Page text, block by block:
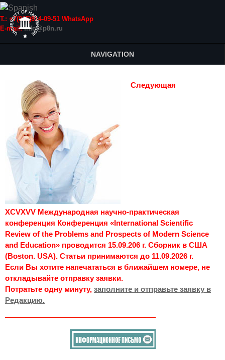
Т.: +7(915)814-09-51 WhatsApp
E-mail:info@p8n.ru
NAVIGATION
Следующая
XCVXVV Международная научно-практическая
конференция Конференция «International Scientific
Review of the Problems and Prospects of Modern Science
and Education» проводится 15.09.206 г. Сборник в США
(Boston. USA). Статьи принимаются до 11.09.2026 г.
Если Вы хотите напечататься в ближайшем номере, не
откладывайте отправку заявки.
Потратьте одну минуту, заполните и отправьте заявку в
Редакцию.